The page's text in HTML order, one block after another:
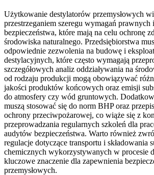
Użytkowanie destylatorów przemysłowych
przestrzeganiem szeregu wymagań prawnych
bezpieczeństwa, które mają na celu ochronę
środowiska naturalnego. Przedsiębiorstwa
odpowiednie zezwolenia na budowę i
destylacyjnych, które często wymagają
szczegółowych analiz oddziaływania na
od rodzaju produkcji mogą obowiązywać
jakości produktów końcowych oraz emisji
do atmosfery czy wód gruntowych.
muszą stosować się do norm BHP oraz
ochrony przeciwpożarowej, co wiąże się z
przeprowadzania regularnych szkoleń dla
audytów bezpieczeństwa. Warto również
regulacje dotyczące transportu i składowania
chemicznych wykorzystywanych w procesie
kluczowe znaczenie dla zapewnienia
przemysłowych.